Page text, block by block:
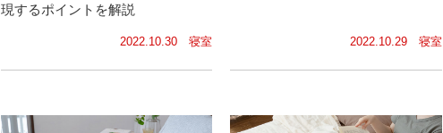
現するポイントを解説
2022.10.30 寝室 2022.10.29 寝室